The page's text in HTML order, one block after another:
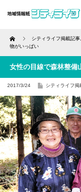
Home シティライフ掲載記事
物がいっぱい
女性の目線で森林整備
2017/3/24 シティライフ掲